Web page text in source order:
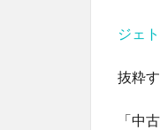
ジェ
抜粋
「中